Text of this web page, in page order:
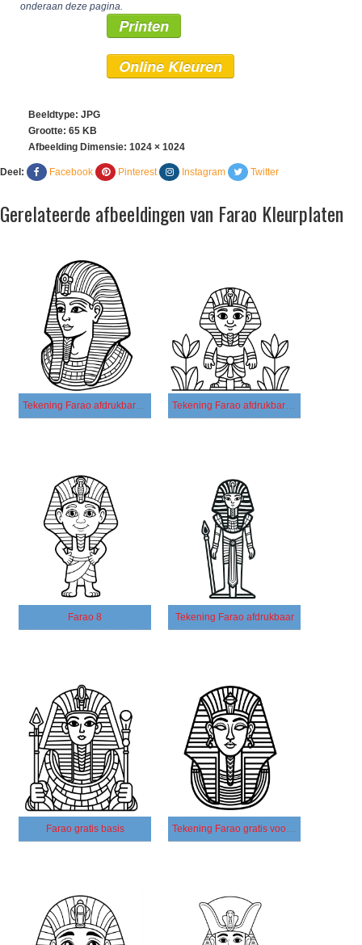
onderaan deze pagina.
Printen
Online Kleuren
Beeldtype: JPG
Grootte: 65 KB
Afbeelding Dimensie: 1024 × 1024
Deel: Facebook Pinterest Instagram Twitter
Gerelateerde afbeeldingen van Farao Kleurplaten
Tekening Farao afdrukbare basis Tekening Farao afdrukbare simpel
Farao 8 Tekening Farao afdrukbaar
Farao gratis basis Tekening Farao gratis voor kinderen